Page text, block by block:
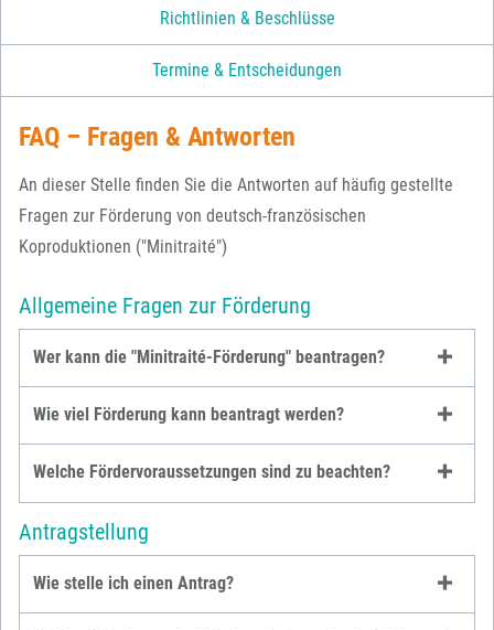
Richtlinien & Beschlüsse
Termine & Entscheidungen
FAQ – Fragen & Antworten
An dieser Stelle finden Sie die Antworten auf häufig gestellte
Fragen zur Förderung von deutsch-französischen
Koproduktionen ("Minitraité")
Allgemeine Fragen zur Förderung
Wer kann die "Minitraité-Förderung" beantragen?
Wie viel Förderung kann beantragt werden?
Welche Fördervoraussetzungen sind zu beachten?
Antragstellung
Wie stelle ich einen Antrag?